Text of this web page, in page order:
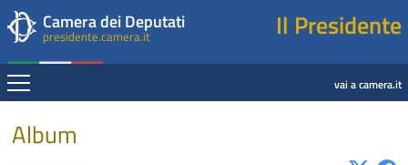
Presidente della Camera dei Deputati
Salta al contenuto principale
Salta al menu di navigazione
Camera dei Deputati
presidente.camera.it Il Presidente
Espandi vai a camera.it
Contenuto
Album
Fine contenuto
Navigazione pagine di servizio
Fine pagina
Salta al contenuto principale
Salta al menu di navigazione
Vai a inizio pagina